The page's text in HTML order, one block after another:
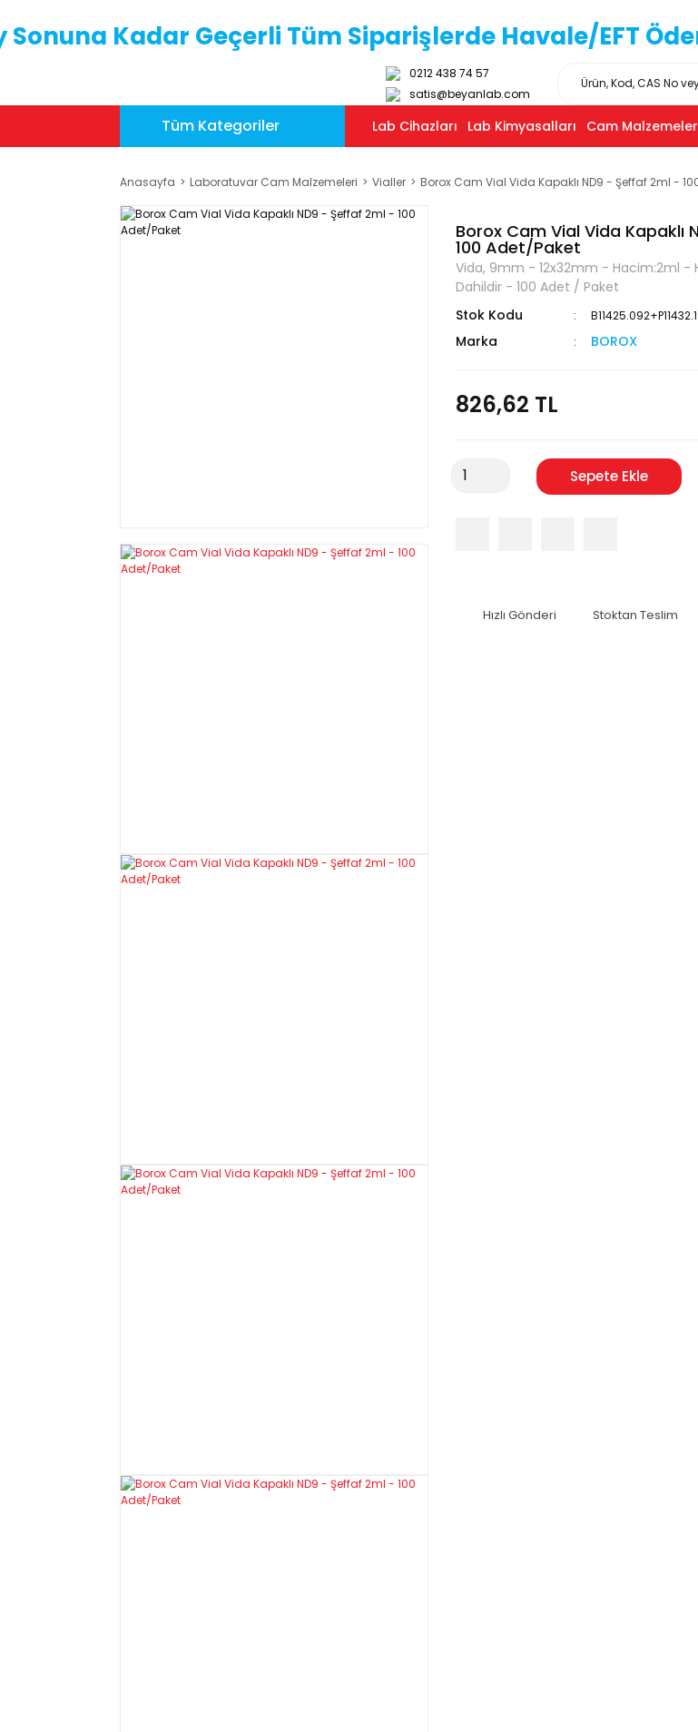
Sonuna Kadar Geçerli Tüm Siparişlerde Havale/EFT
0212 438 74 57
satis@beyanlab.com
Tüm Kategoriler Lab Cihazları Lab Kimyasalları Cam Malzemeler
Anasayfa Laboratuvar Cam Malzemeleri Vialler Borox Cam Vial Vida Kapaklı ND9 - Şeffaf 2ml -
Borox Cam Vial Vida Kapaklı
100 Adet/Paket
Vida, 9mm - 12x32mm - Hacim:2ml -
Dahildir - 100 Adet / Paket
Stok Kodu
Marka BOROX
826,62 TL
Sepete Ekle
Hızlı Gönderi Stoktan Teslim